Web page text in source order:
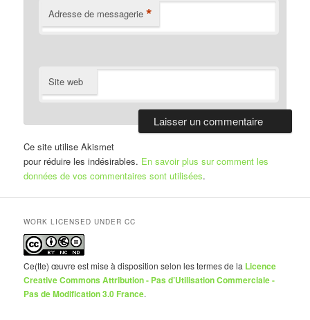
Adresse de messagerie *
Site web
Ce site utilise Akismet
pour réduire les indésirables. En savoir plus sur comment les
données de vos commentaires sont utilisées.
WORK LICENSED UNDER CC
Ce(tte) œuvre est mise à disposition selon les termes de la Licence
Creative Commons Attribution - Pas d’Utilisation Commerciale -
Pas de Modification 3.0 France.